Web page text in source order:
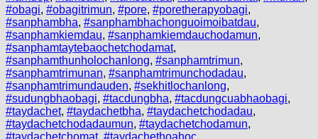
#obagi, #obagitrimun, #pore, #poretherapyobagi,
#sanphambha, #sanphambhachonguoimoibatdau,
#sanphamkiemdau, #sanphamkiemdauchodamun,
#sanphamtaytebaochetchodamat,
#sanphamthunholochanlong, #sanphamtrimun,
#sanphamtrimunan, #sanphamtrimunchodadau,
#sanphamtrimundauden, #sekhitlochanlong,
#sudungbhaobagi, #tacdungbha, #tacdungcuabhaobagi,
#taydachet, #taydachetbha, #taydachetchodadau,
#taydachetchodadaumun, #taydachetchodamun,